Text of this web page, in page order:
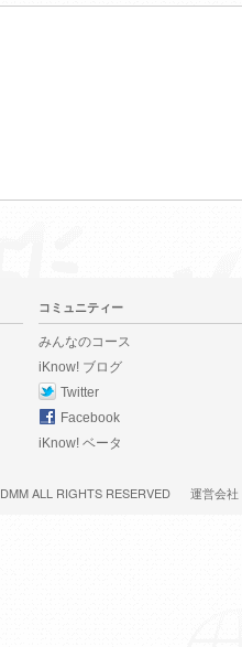
コミュニティー
みんなのコース
iKnow! ブログ
Twitter
Facebook
iKnow! ベータ
DMMALL RIGHTS RESERVED 運営会社